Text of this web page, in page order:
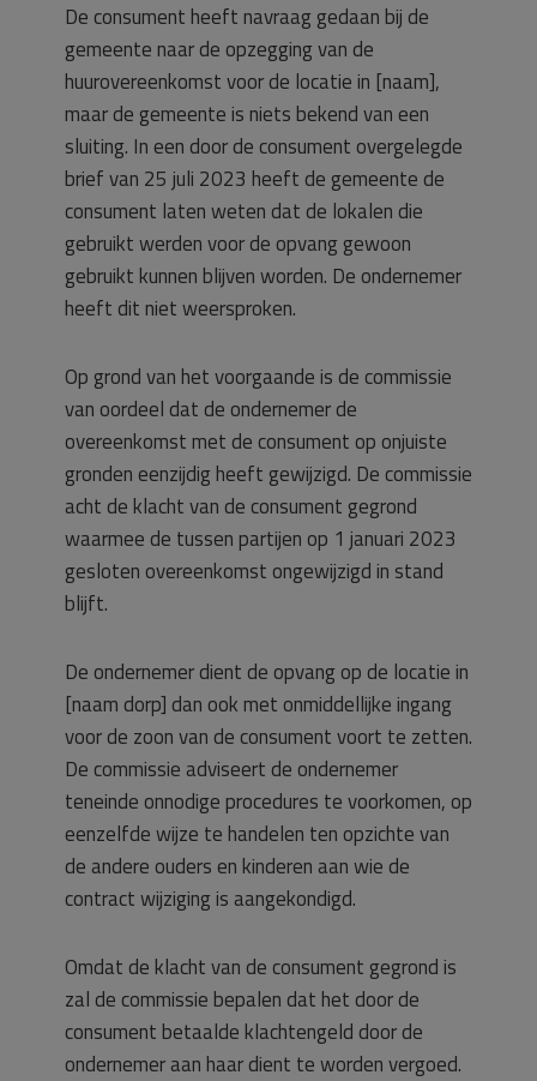
De consument heeft navraag gedaan bij de
gemeente naar de opzegging van de
huurovereenkomst voor de locatie in [naam],
maar de gemeente is niets bekend van een
sluiting. In een door de consument overgelegde
brief van 25 juli 2023 heeft de gemeente de
consument laten weten dat de lokalen die
gebruikt werden voor de opvang gewoon
gebruikt kunnen blijven worden. De ondernemer
heeft dit niet weersproken.
Op grond van het voorgaande is de commissie
van oordeel dat de ondernemer de
overeenkomst met de consument op onjuiste
gronden eenzijdig heeft gewijzigd. De commissie
acht de klacht van de consument gegrond
waarmee de tussen partijen op 1 januari 2023
gesloten overeenkomst ongewijzigd in stand
blijft.
De ondernemer dient de opvang op de locatie in
[naam dorp] dan ook met onmiddellijke ingang
voor de zoon van de consument voort te zetten.
De commissie adviseert de ondernemer
teneinde onnodige procedures te voorkomen, op
eenzelfde wijze te handelen ten opzichte van
de andere ouders en kinderen aan wie de
contract wijziging is aangekondigd.
Omdat de klacht van de consument gegrond is
zal de commissie bepalen dat het door de
consument betaalde klachtengeld door de
ondernemer aan haar dient te worden vergoed.